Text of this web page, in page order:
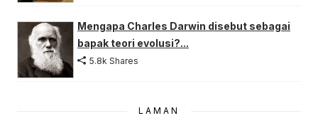
Mengapa Charles Darwin disebut sebagai
bapak teori evolusi?...
5.8k Shares
LAMAN